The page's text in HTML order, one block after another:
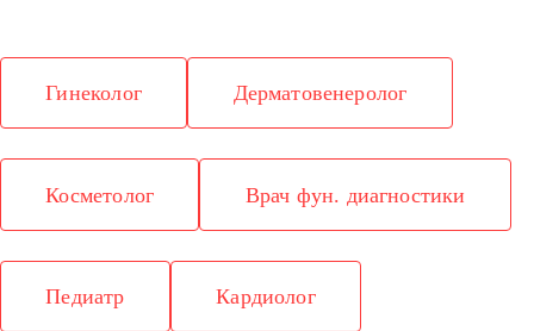
Гинеколог Дерматовенеролог
Косметолог Врач фун. диагностики
Педиатр Кардиолог